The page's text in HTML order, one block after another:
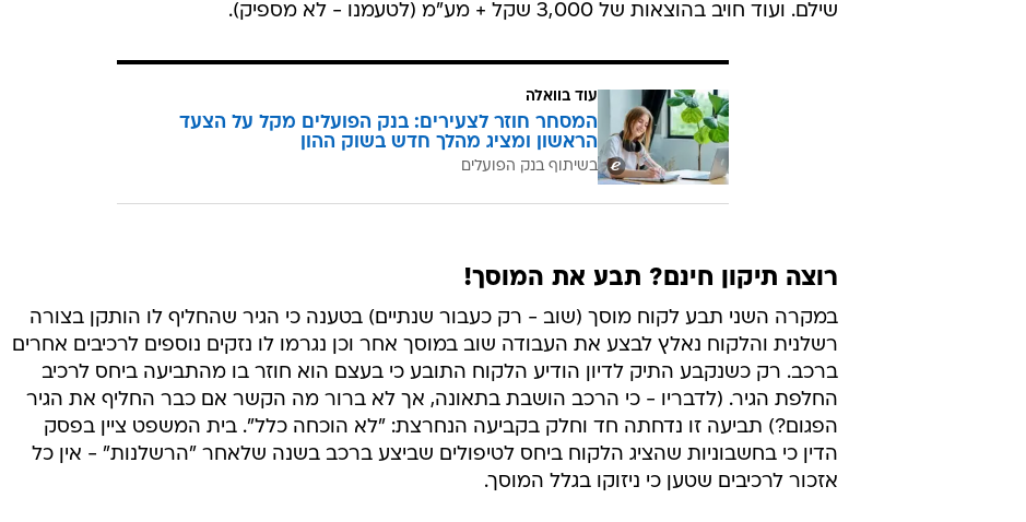
שילם. ועוד חויב בהוצאות של 3,000 שקל + מע"מ (לטעמנו - לא מספיק).
עוד בוואלה
המסחר חוזר לצעירים: בנק הפועלים מקל על הצעד
הראשון ומציג מהלך חדש בשוק ההון
בשיתוף בנק הפועלים
רוצה תיקון חינם? תבע את המוסך!
במקרה השני תבע לקוח מוסך (שוב - רק כעבור שנתיים) בטענה כי הגיר שהחליף לו הותקן בצורה
רשלנית והלקוח נאלץ לבצע את העבודה שוב במוסך אחר וכן נגרמו לו נזקים נוספים לרכיבים אחרים
ברכב. רק כשנקבע התיק לדיון הודיע הלקוח התובע כי בעצם הוא חוזר בו מהתביעה ביחס לרכיב
החלפת הגיר. (לדבריו - כי הרכב הושבת בתאונה, אך לא ברור מה הקשר אם כבר החליף את הגיר
הפגום?) תביעה זו נדחתה חד וחלק בקביעה הנחרצת: "לא הוכחה כלל". בית המשפט ציין בפסק
הדין כי בחשבוניות שהציג הלקוח ביחס לטיפולים שביצע ברכב בשנה שלאחר "הרשלנות" - אין כל
אזכור לרכיבים שטען כי ניזוקו בגלל המוסך.